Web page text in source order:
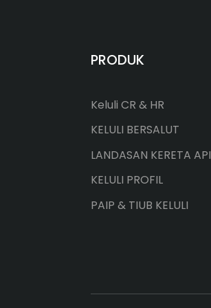
PRODUK
Keluli CR & HR
KELULI BERSALUT
LANDASAN KERETA API
KELULI PROFIL
PAIP & TIUB KELULI